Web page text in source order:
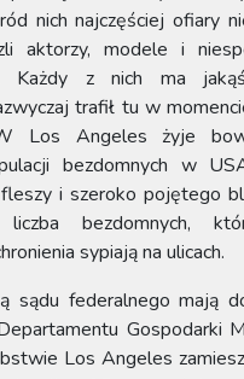
nich najczęściej ofiary
aktorzy, modele i
Każdy z nich ma
trafił tu w
Los Angeles żyje
bezdomnych w
i szeroko pojętego
liczba bezdomnych,
sypiają na ulicach.
sądu federalnego mają
Gospodarki
Los Angeles